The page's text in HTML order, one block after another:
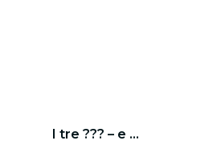
I tre ??? – e ...